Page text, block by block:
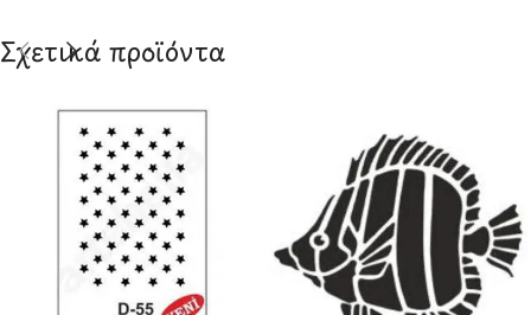
Σχετικά προϊόντα